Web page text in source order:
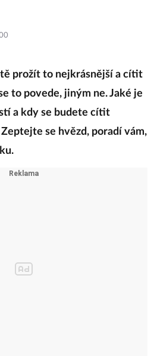
prožít to nejkrásnější a cítit
to povede, jiným ne. Jaké je
a kdy se budete cítit
se hvězd, poradí vám,